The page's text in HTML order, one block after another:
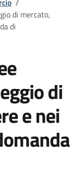
/
di mercato,
di
di
e nei